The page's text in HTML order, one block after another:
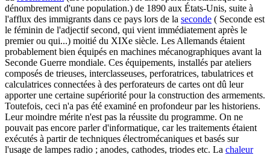
dénombrement d'une population.) de 1890 aux États-Unis, suite à
l'afflux des immigrants dans ce pays lors de la seconde ( Seconde est
le féminin de l'adjectif second, qui vient immédiatement après le
premier ou qui...) moitié du XIXe siècle. Les Allemands étaient
probablement bien équipés en machines mécanographiques avant la
Seconde Guerre mondiale. Ces équipements, installés par ateliers
composés de trieuses, interclasseuses, perforatrices, tabulatrices et
calculatrices connectées à des perforateurs de cartes ont dû leur
apporter une certaine supériorité pour la construction des armements.
Toutefois, ceci n'a pas été examiné en profondeur par les historiens.
Leur moindre mérite n'est pas la réussite du programme. On ne
pouvait pas encore parler d'informatique, car les traitements étaient
exécutés à partir de techniques électromécaniques et basés sur
l'usage de lampes radio ; anodes, cathodes, triodes etc. La chaleur